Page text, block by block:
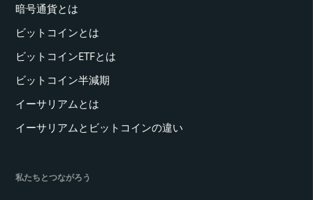
暗号通貨とは
ビットコインとは
ビットコインETFとは
ビットコイン半減期
イーサリアムとは
イーサリアムとビットコインの違い
私たちとつながろう